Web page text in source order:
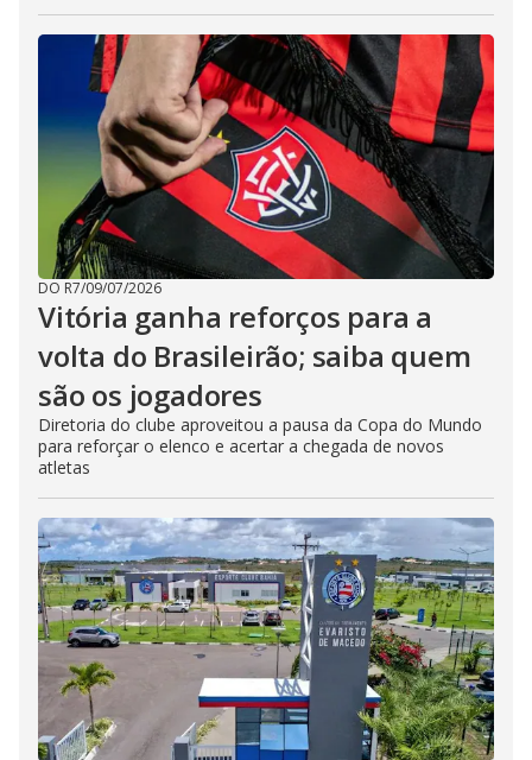
DO R7/09/07/2026
Vitória ganha reforços para a
volta do Brasileirão; saiba quem
são os jogadores
Diretoria do clube aproveitou a pausa da Copa do Mundo
para reforçar o elenco e acertar a chegada de novos
atletas